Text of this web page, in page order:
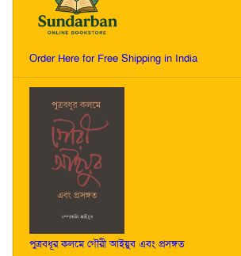
Order Here for Free Shipping in India
পুত্রবধূর কলমে গৌরী আইয়ুব এবং প্রসঙ্গত